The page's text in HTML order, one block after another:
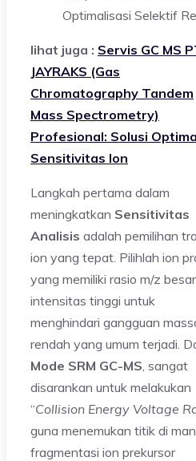
Optimalisasi Selektif
lihat juga : Servis GC MS
JAYRAKS (Gas
Chromatography Tandem
Mass Spectrometry)
Profesional: Solusi
Sensitivitas Ion
Langkah pertama dalam
meningkatkan Sensitivitas
Analisis adalah pemilihan
ion yang tepat. Pilihlah ion
yang memiliki rasio m/z
intensitas tinggi untuk
menghindari gangguan
rendah yang umum terjadi.
Mode SRM GC-MS , sangat
disarankan untuk melakukan
“Collision Energy Voltage
guna menemukan titik di
fragmentasi ion prekursor